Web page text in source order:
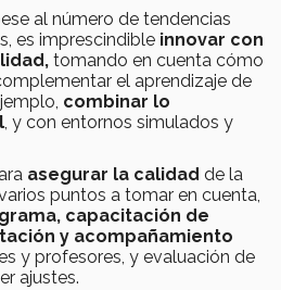
al número de tendencias
es imprescindible innovar con
tomando en cuenta cómo
el aprendizaje de
combinar lo
, y con entornos simulados y
asegurar la calidad de la
puntos a tomar en cuenta,
capacitación de
y acompañamiento
y profesores, y evaluación de
ajustes.